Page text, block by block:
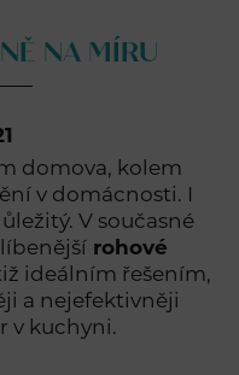
NA MÍRU
domova, kolem
v domácnosti. I
V současné
rohové
ideálním řešením,
a nejefektivněji
v kuchyni.